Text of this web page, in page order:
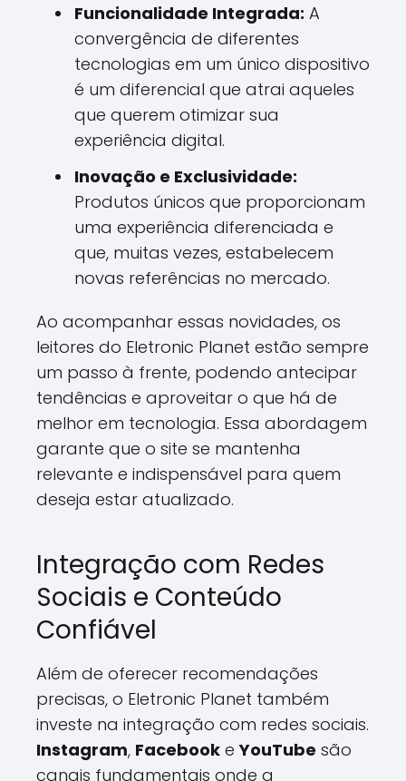
Funcionalidade Integrada: A
convergência de diferentes
tecnologias em um único dispositivo
é um diferencial que atrai aqueles
que querem otimizar sua
experiência digital.
Inovação e Exclusividade:
Produtos únicos que proporcionam
uma experiência diferenciada e
que, muitas vezes, estabelecem
novas referências no mercado.
Ao acompanhar essas novidades, os
leitores do Eletronic Planet estão sempre
um passo à frente, podendo antecipar
tendências e aproveitar o que há de
melhor em tecnologia. Essa abordagem
garante que o site se mantenha
relevante e indispensável para quem
deseja estar atualizado.
Integração com Redes
Sociais e Conteúdo
Confiável
Além de oferecer recomendações
precisas, o Eletronic Planet também
investe na integração com redes sociais.
Instagram, Facebook eYouTube são
canais fundamentais onde a